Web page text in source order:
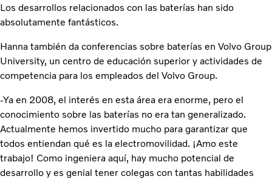
Los desarrollos relacionados con las baterías han sido
absolutamente fantásticos.
Hanna también da conferencias sobre baterías en Volvo Group
University, un centro de educación superior y actividades de
competencia para los empleados del Volvo Group.
-Ya en 2008, el interés en esta área era enorme, pero el
conocimiento sobre las baterías no era tan generalizado.
Actualmente hemos invertido mucho para garantizar que
todos entiendan qué es la electromovilidad. ¡Amo este
trabajo! Como ingeniera aquí, hay mucho potencial de
desarrollo y es genial tener colegas con tantas habilidades